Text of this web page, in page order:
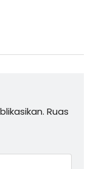
Ruas